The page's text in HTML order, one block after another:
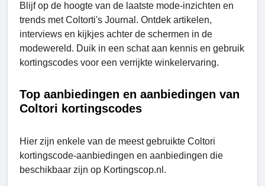
Blijf op de hoogte van de laatste mode-inzichten en
trends met Coltorti's Journal. Ontdek artikelen,
interviews en kijkjes achter de schermen in de
modewereld. Duik in een schat aan kennis en gebruik
kortingscodes voor een verrijkte winkelervaring.
Top aanbiedingen en aanbiedingen van
Coltori kortingscodes
Hier zijn enkele van de meest gebruikte Coltori
kortingscode-aanbiedingen en aanbiedingen die
beschikbaar zijn op Kortingscop.nl.